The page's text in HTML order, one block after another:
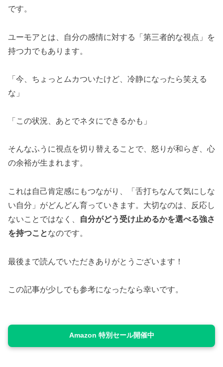
です。
ユーモアとは、自分の感情に対する「第三者的な視点」を
持つ力でもあります。
「今、ちょっとムカついたけど、冷静になったら笑える
な」
「この状況、あとでネタにできるかも」
そんなふうに視点を切り替えることで、怒りが和らぎ、心
の余裕が生まれます。
これは自己肯定感にもつながり、「舌打ちなんて気にしな
い自分」がどんどん育っていきます。大切なのは、反応し
ないことではなく、
自分がどう受け止めるかを選べる強さ
を持つことなのです。
最後まで読んでいただきありがとうございます！
この記事が少しでも参考になったなら幸いです。
Amazon 特別セール開催中